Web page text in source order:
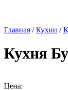
Главная /Кухни /
Кухня
Цена: